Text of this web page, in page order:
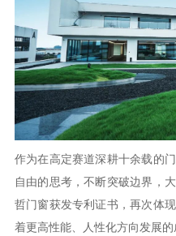
作为在高定赛道深耕十余载的
自由的思考，不断突破边界，
哲门窗获发专利证书，再次体
着更高性能、人性化方向发展的